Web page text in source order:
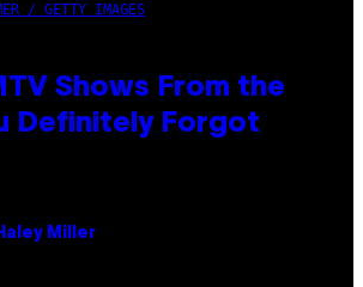
/ GETTY IMAGES
Shows From the
Definitely Forgot
Miller